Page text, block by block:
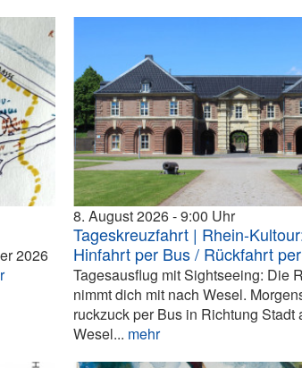
2026
8. August 2026 9:00
Tageskreuzfahrt | Rhein-
Hinfahrt per Bus / Rückfahrt
Tagesausflug mit Sightseeing: Die
nimmt dich mit nach Wesel.
ruckzuck per Bus in Richtung Stadt
Wesel... mehr